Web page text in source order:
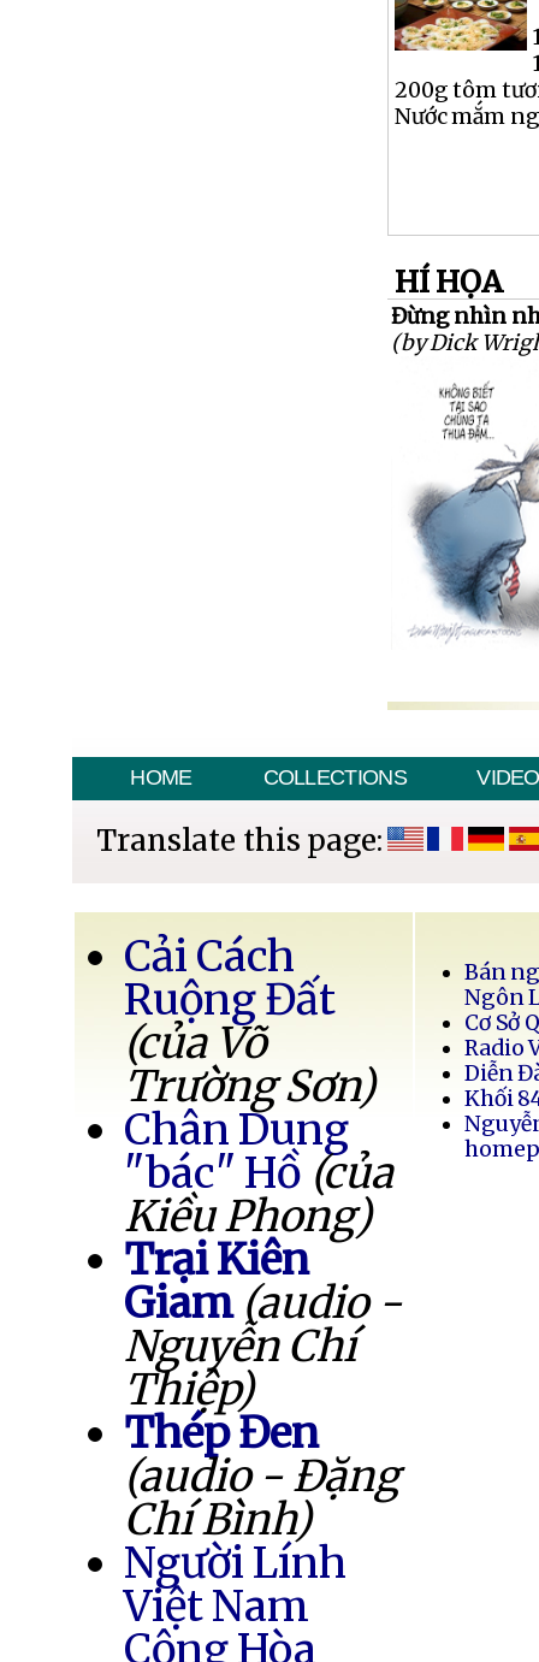
200g tôm
Nước mắm
HÍ HỌA
Đừng nhìn
(by Dick
HOME COLLECTIONS VIDEO
Translate this page:
Cải Cách
Ruộng Đất
(của Võ
Trường Sơn)
Chân Dung
"bác" Hồ (của
Kiều Phong)
Trại Kiên
Giam (audio -
Nguyễn Chí
Thiệp)
Thép Đen
(audio - Đặng
Chí Bình)
Người Lính
Việt Nam
Cộng Hòa
Bán
Ngôn
Cơ Sở
Radio
Diễn
Khối